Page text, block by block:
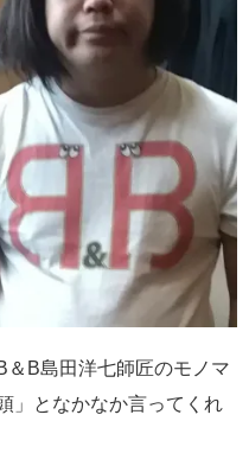
B島田洋七師匠のモノマ
」となかなか言ってくれ